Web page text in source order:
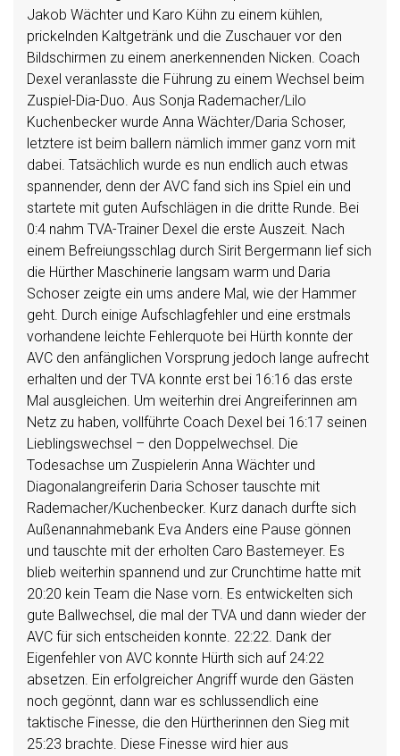
Jakob Wächter und Karo Kühn zu einem kühlen,
prickelnden Kaltgetränk und die Zuschauer vor den
Bildschirmen zu einem anerkennenden Nicken. Coach
Dexel veranlasste die Führung zu einem Wechsel beim
Zuspiel-Dia-Duo. Aus Sonja Rademacher/Lilo
Kuchenbecker wurde Anna Wächter/Daria Schoser,
letztere ist beim ballern nämlich immer ganz vorn mit
dabei. Tatsächlich wurde es nun endlich auch etwas
spannender, denn der AVC fand sich ins Spiel ein und
startete mit guten Aufschlägen in die dritte Runde. Bei
0:4 nahm TVA-Trainer Dexel die erste Auszeit. Nach
einem Befreiungsschlag durch Sirit Bergermann lief sich
die Hürther Maschinerie langsam warm und Daria
Schoser zeigte ein ums andere Mal, wie der Hammer
geht. Durch einige Aufschlagfehler und eine erstmals
vorhandene leichte Fehlerquote bei Hürth konnte der
AVC den anfänglichen Vorsprung jedoch lange aufrecht
erhalten und der TVA konnte erst bei 16:16 das erste
Mal ausgleichen. Um weiterhin drei Angreiferinnen am
Netz zu haben, vollführte Coach Dexel bei 16:17 seinen
Lieblingswechsel – den Doppelwechsel. Die
Todesachse um Zuspielerin Anna Wächter und
Diagonalangreiferin Daria Schoser tauschte mit
Rademacher/Kuchenbecker. Kurz danach durfte sich
Außenannahmebank Eva Anders eine Pause gönnen
und tauschte mit der erholten Caro Bastemeyer. Es
blieb weiterhin spannend und zur Crunchtime hatte mit
20:20 kein Team die Nase vorn. Es entwickelten sich
gute Ballwechsel, die mal der TVA und dann wieder der
AVC für sich entscheiden konnte. 22:22. Dank der
Eigenfehler von AVC konnte Hürth sich auf 24:22
absetzen. Ein erfolgreicher Angriff wurde den Gästen
noch gegönnt, dann war es schlussendlich eine
taktische Finesse, die den Hürtherinnen den Sieg mit
25:23 brachte. Diese Finesse wird hier aus